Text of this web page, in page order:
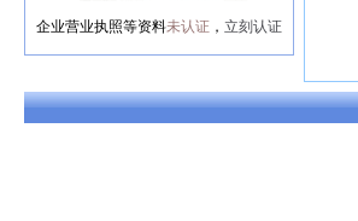
企业营业执照等资料未认证 ， 立刻认证